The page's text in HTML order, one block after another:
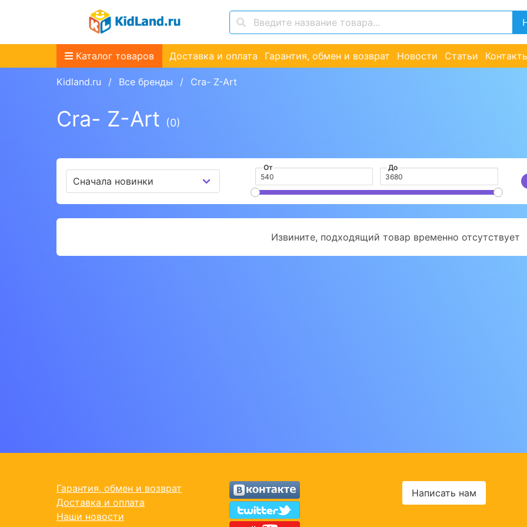
Каталог товаров Доставка и оплата Гарантия, обмен и возврат Новости Статьи
Kidland.ru Все бренды Cra- Z-Art
Cra- Z-Art (0)
От До
Извините, подходящий товар временно отсутствует
Гарантия, обмен и возврат
Доставка и оплата
Наши новости
Написать нам